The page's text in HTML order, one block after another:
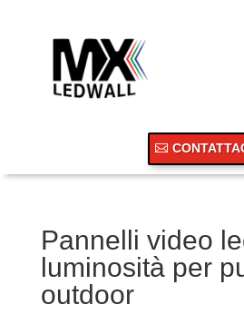
Pannelli video
luminosità per
outdoor